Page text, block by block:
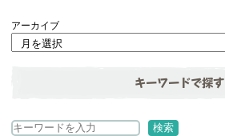
アーカイブ
キーワードで探す
検
検索